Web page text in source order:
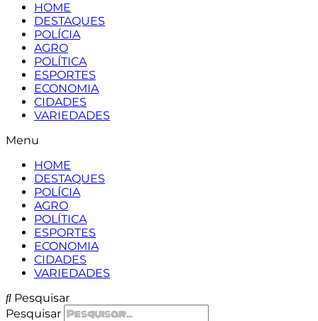
HOME
DESTAQUES
POLÍCIA
AGRO
POLÍTICA
ESPORTES
ECONOMIA
CIDADES
VARIEDADES
Menu
HOME
DESTAQUES
POLÍCIA
AGRO
POLÍTICA
ESPORTES
ECONOMIA
CIDADES
VARIEDADES
Pesquisar
Pesquisar